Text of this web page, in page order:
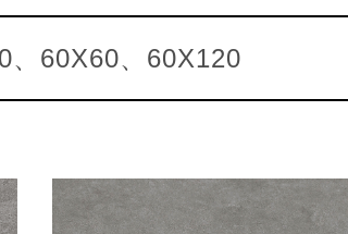
、60X60、60X120